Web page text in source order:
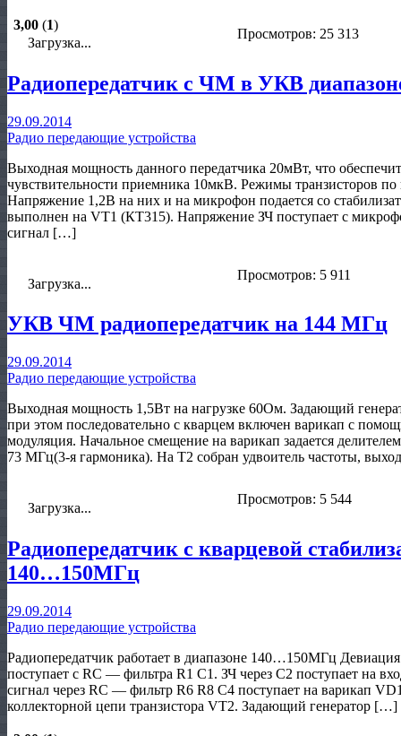
3,00 (1)
Загрузка...
Просмотров: 25 313
Радиопередатчик с ЧМ в УКВ
29.09.2014
Радио передающие устройства
Выходная мощность данного передатчика 20мВт, что
чувствительности приемника 10мкВ. Режимы транзисторов
Напряжение 1,2В на них и на микрофон подается со
выполнен на VT1 (КТ315). Напряжение ЗЧ поступает с
сигнал […]
Загрузка...
Просмотров: 5 911
УКВ ЧМ радиопередатчик на 144 МГц
29.09.2014
Радио передающие устройства
Выходная мощность 1,5Вт на нагрузке 60Ом. Задающий
при этом последовательно с кварцем включен варикап с
модуляция. Начальное смещение на варикап задается
73 МГц(3-я гармоника). На Т2 собран удвоитель частоты,
Загрузка...
Просмотров: 5 544
Радиопередатчик с кварцевой
140…150МГц
29.09.2014
Радио передающие устройства
Радиопередатчик работает в диапазоне 140…150МГц
поступает с RC — фильтра R1 C1. ЗЧ через С2 поступает
сигнал через RС — фильтр R6 R8 C4 поступает на варикап
коллекторной цепи транзистора VT2. Задающий генератор […]